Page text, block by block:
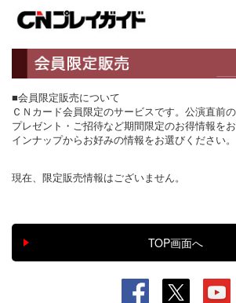
■会員限定販売について
ＣＮカード会員限定のサービスです。公演直前
プレゼント・ご招待など期間限定のお得情報を
インナップからお好みの情報をお選びください。
現在、限定販売情報はございません。